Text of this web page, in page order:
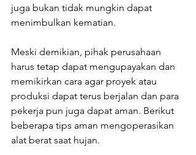
juga bukan tidak mungkin dapat
menimbulkan kematian.
Meski demikian, pihak perusahaan
harus tetap dapat mengupayakan dan
memikirkan cara agar proyek atau
produksi dapat terus berjalan dan para
pekerja pun juga dapat aman. Berikut
beberapa tips aman mengoperasikan
alat berat saat hujan.